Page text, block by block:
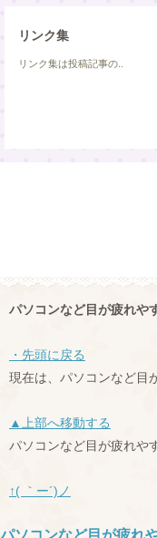
リンク集
リンク集は投稿記事の..
パソコンなど目が疲れや
・先頭に戻る
現在は、パソコンなど目
▲上部へ移動する
パソコンなど目が疲れや
↑( ｀ー´)ノ